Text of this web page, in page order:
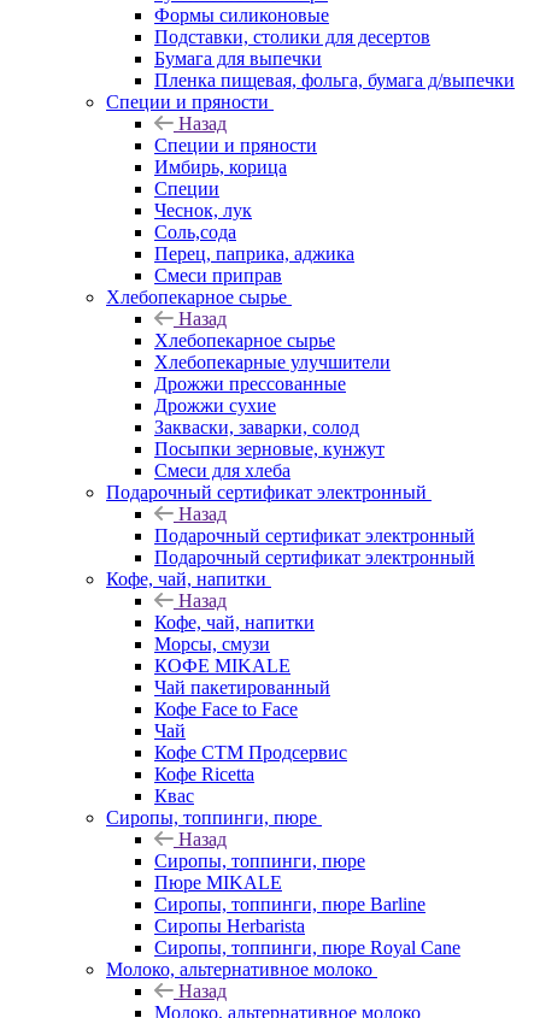
Формы силиконовые
Подставки, столики для десертов
Бумага для выпечки
Пленка пищевая, фольга, бумага д/выпечки
Специи и пряности
Назад
Специи и пряности
Имбирь, корица
Специи
Чеснок, лук
Соль,сода
Перец, паприка, аджика
Смеси приправ
Хлебопекарное сырье
Назад
Хлебопекарное сырье
Хлебопекарные улучшители
Дрожжи прессованные
Дрожжи сухие
Закваски, заварки, солод
Посыпки зерновые, кунжут
Смеси для хлеба
Подарочный сертификат электронный
Назад
Подарочный сертификат электронный
Подарочный сертификат электронный
Кофе, чай, напитки
Назад
Кофе, чай, напитки
Морсы, смузи
КОФЕ MIKALE
Чай пакетированный
Кофе Face to Face
Чай
Кофе СТМ Продсервис
Кофе Ricetta
Квас
Сиропы, топпинги, пюре
Назад
Сиропы, топпинги, пюре
Пюре MIKALE
Сиропы, топпинги, пюре Barline
Сиропы Herbarista
Сиропы, топпинги, пюре Royal Cane
Молоко, альтернативное молоко
Назад
Молоко, альтернативное молоко